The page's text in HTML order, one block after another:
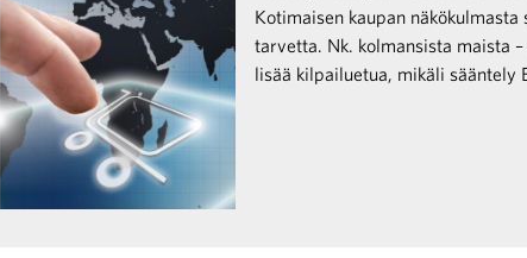
Kotimaisen kaupan
tarvetta. Nk. kolmansista maista
lisää kilpailuetua, mikäli sääntely